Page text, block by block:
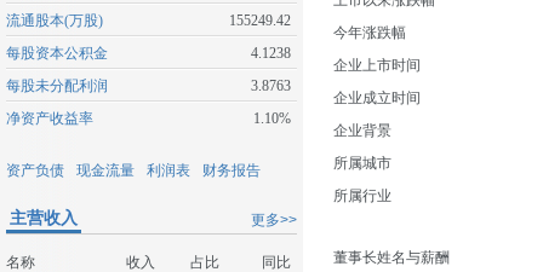
流通股本(万股)
155249.42
每股资本公积金
4.1238
每股未分配利润
3.8763
净资产收益率
1.10%
资产负债 现金流量 利润表 财务报告
更多>>
主营收入
名称 收入 占比
同比
今年涨跌幅
企业上市时间
企业成立时间
企业背景
所属城市
所属行业
董事长姓名与薪酬